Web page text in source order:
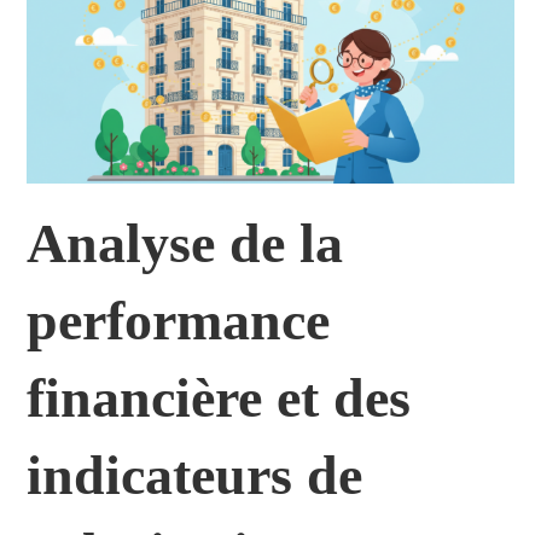
Analyse de la
performance
financière et des
indicateurs de